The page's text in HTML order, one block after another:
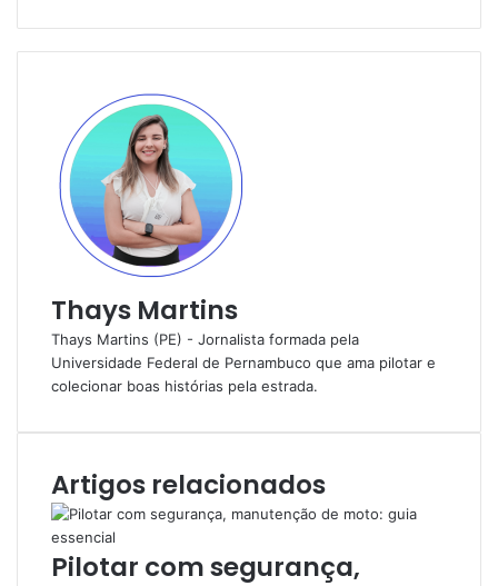
Thays Martins
Thays Martins (PE) - Jornalista formada pela
Universidade Federal de Pernambuco que ama pilotar e
colecionar boas histórias pela estrada.
Artigos relacionados
Pilotar com segurança,